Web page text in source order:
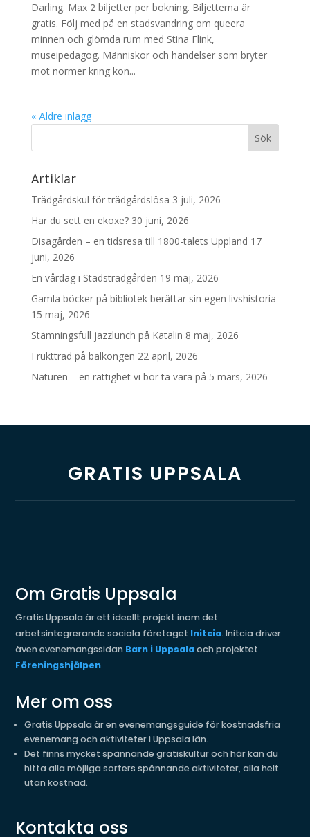
Darling. Max 2 biljetter per bokning. Biljetterna är
gratis. Följ med på en stadsvandring om queera
minnen och glömda rum med Stina Flink,
museipedagog. Människor och händelser som bryter
mot normer kring kön...
« Äldre inlägg
Artiklar
Trädgårdskul för trädgårdslösa 3 juli, 2026
Har du sett en ekoxe? 30 juni, 2026
Disagården – en tidsresa till 1800-talets Uppland 17
juni, 2026
En vårdag i Stadsträdgården 19 maj, 2026
Gamla böcker på bibliotek berättar sin egen livshistoria
15 maj, 2026
Stämningsfull jazzlunch på Katalin 8 maj, 2026
Fruktträd på balkongen 22 april, 2026
Naturen – en rättighet vi bör ta vara på 5 mars, 2026
GRATIS UPPSALA
Om Gratis Uppsala
Gratis Uppsala är ett ideellt projekt inom det
arbetsintegrerande sociala företaget Initcia. Initcia driver
även evenemangssidan Barn i Uppsalaoch projektet
Föreningshjälpen.
Mer om oss
Gratis Uppsala är en evenemangsguide för kostnadsfria
evenemang och aktiviteter i Uppsala län.
Det finns mycket spännande gratiskultur och här kan du
hitta alla möjliga sorters spännande aktiviteter, alla helt
utan kostnad.
Kontakta oss